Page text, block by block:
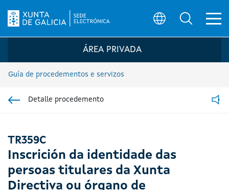
Logo da Sede electrónica da Xunta de
ÁREA PRIVADA
Guía de procedementos e servizos
Detalle procedemento
TR359C
Inscrición da identidade das
persoas titulares da Xunta
Directiva ou órgano de